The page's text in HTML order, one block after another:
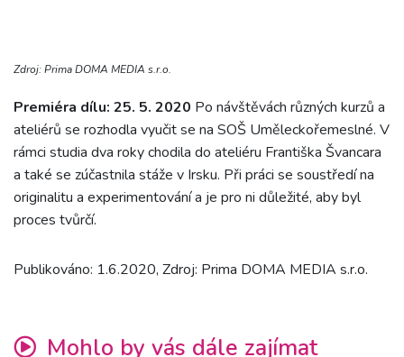
Zdroj: Prima DOMA MEDIA s.r.o.
Premiéra dílu: 25. 5. 2020 Po návštěvách různých kurzů a
ateliérů se rozhodla vyučit se na SOŠ Uměleckořemeslné. V
rámci studia dva roky chodila do ateliéru Františka Švancara
a také se zúčastnila stáže v Irsku. Při práci se soustředí na
originalitu a experimentování a je pro ni důležité, aby byl
proces tvůrčí.
Publikováno: 1.6.2020, Zdroj: Prima DOMA MEDIA s.r.o.
Mohlo by vás dále zajímat